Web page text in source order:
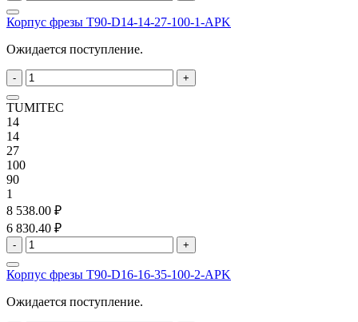
Корпус фрезы T90-D14-14-27-100-1-APK
Ожидается поступление.
- +
TUMITEC
14
14
27
100
90
1
8 538.00 ₽
6 830.40 ₽
- +
Корпус фрезы T90-D16-16-35-100-2-APK
Ожидается поступление.